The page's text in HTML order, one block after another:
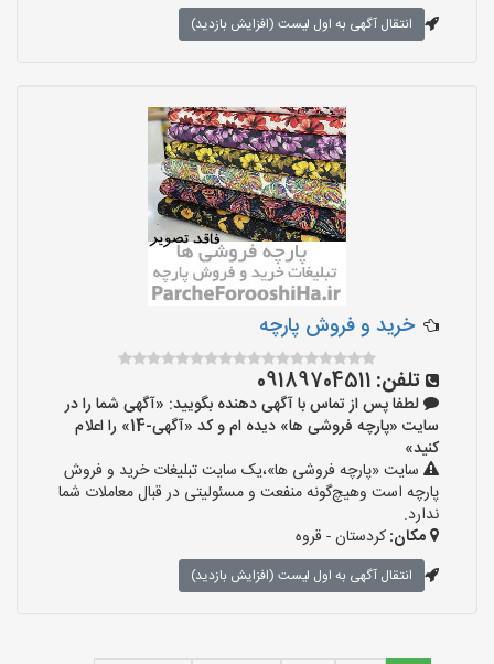
انتقال آگهی به اول لیست (افزایش بازدید)
خرید و فروش پارچه
تلفن: 09189704511
لطفا پس از تماس با آگهی دهنده بگویید: «آگهی شما را در
سایت «پارچه فروشی ها» دیده ام و کد «آگهی-14» را اعلام
کنید»
سایت «پارچه فروشی ها»،یک سایت تبلیغات خرید و فروش
پارچه است وهیچ‌گونه منفعت و مسئولیتی در قبال معاملات شما
ندارد.
مکان:کردستان - قروه
انتقال آگهی به اول لیست (افزایش بازدید)